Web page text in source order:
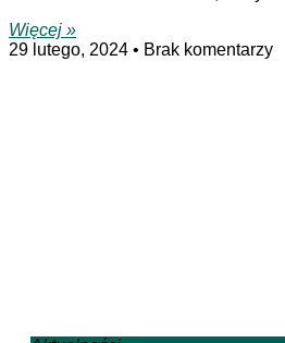
Więcej »
29 lutego, 2024
Brak komentarzy